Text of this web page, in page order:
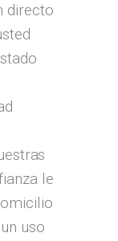
directo
le
uso